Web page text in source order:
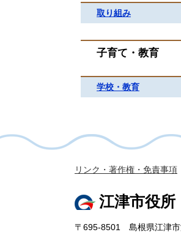
取り組み
子育て・教育
学校・教育
リンク・著作権・免責事項
江津市役所
〒695-8501 島根県江津